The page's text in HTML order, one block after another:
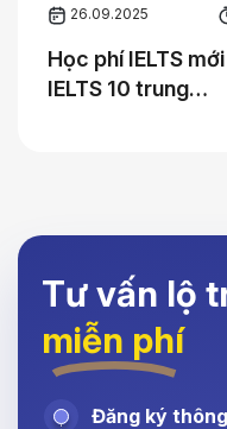
26.09.2025
Học phí IELTS
IELTS 10 trung…
Tư vấn lộ
miễn phí
Đăng ký